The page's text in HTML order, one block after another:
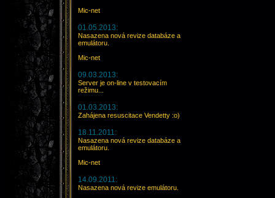
Mic-net
01.05.2013:
Nasazena nová revize databáze a
emulátoru.
Mic-net
09.03.2013:
Server je on-line v testovacím
režimu...
01.03.2013:
Zahájena resuscitace Vendetty :o)
18.11.2011:
Nasazena nová revize databáze a
emulátoru.
Mic-net
14.09.2011:
Nasazena nová revize emulátoru.